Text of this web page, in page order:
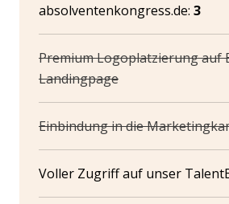
absolventenkongress.de: 3
Premium Logoplatzierung auf
Landingpage
Einbindung in die
Voller Zugriff auf unser